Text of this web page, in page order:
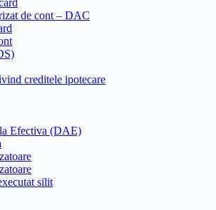
de cont – DAC
creditele ipotecare
Efectiva (DAE)
silit